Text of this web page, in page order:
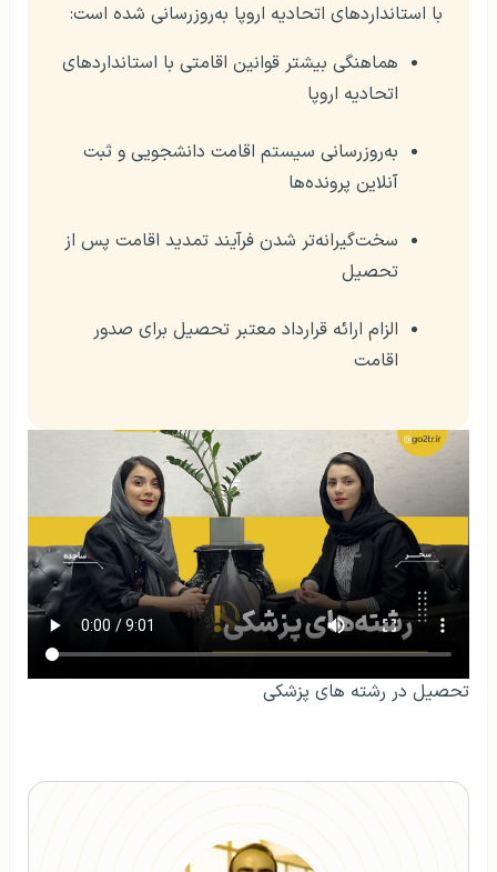
با استانداردهای اتحادیه اروپا به‌روزرسانی شده است:
هماهنگی بیشتر قوانین اقامتی با استانداردهای
اتحادیه اروپا
به‌روزرسانی سیستم اقامت دانشجویی و ثبت
آنلاین پرونده‌ها
سخت‌گیرانه‌تر شدن فرآیند تمدید اقامت پس از
تحصیل
الزام ارائه قرارداد معتبر تحصیل برای صدور
اقامت
تحصیل در رشته‌ های پزشکی